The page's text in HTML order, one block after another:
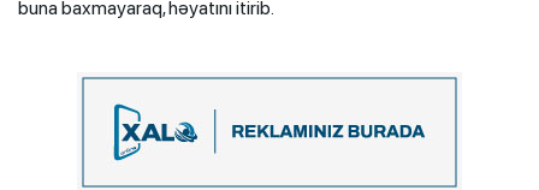
buna baxmayaraq, həyatını itirib.